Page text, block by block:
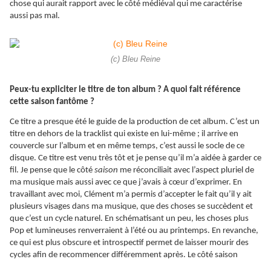
chose qui aurait rapport avec le côté médiéval qui me caractérise
aussi pas mal.
(c) Bleu Reine
Peux-tu expliciter le titre de ton album ? A quoi fait référence
cette saison fantôme ?
Ce titre a presque été le guide de la production de cet album. C’est un
titre en dehors de la tracklist qui existe en lui-même ; il arrive en
couvercle sur l’album et en même temps, c’est aussi le socle de ce
disque. Ce titre est venu très tôt et je pense qu’il m’a aidée à garder ce
fil. Je pense que le côté saison me réconciliait avec l’aspect pluriel de
ma musique mais aussi avec ce que j’avais à cœur d’exprimer. En
travaillant avec moi, Clément m’a permis d’accepter le fait qu’il y ait
plusieurs visages dans ma musique, que des choses se succèdent et
que c’est un cycle naturel. En schématisant un peu, les choses plus
Pop et lumineuses renverraient à l’été ou au printemps. En revanche,
ce qui est plus obscure et introspectif permet de laisser mourir des
cycles afin de recommencer différemment après. Le côté saison